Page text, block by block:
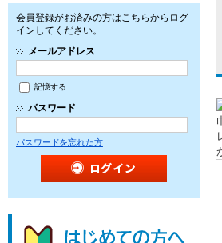
会員登録がお済みの方はこちらからログ
インしてください。
メールアドレス
記憶する
パスワード
パスワードを忘れた方